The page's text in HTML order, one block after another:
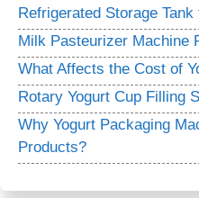
Refrigerated Storage
Milk Pasteurizer Machine
What Affects the Cost of
Rotary Yogurt Cup Filling
Why Yogurt Packaging
Products?